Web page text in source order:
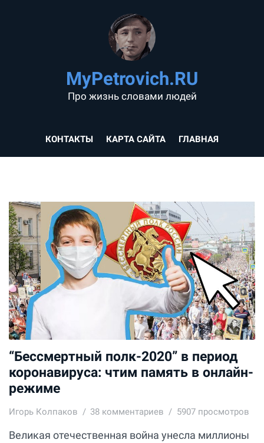
MyPetrovich.RU
Про жизнь словами людей
КОНТАКТЫ КАРТА САЙТА ГЛАВНАЯ
“Бессмертный полк-2020” в период
коронавируса: чтим память в онлайн-
режиме
Игорь Колпаков 38 комментариев 5907 просмотров
Великая отечественная война унесла миллионы